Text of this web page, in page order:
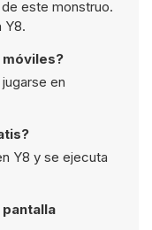
este monstruo.
Y8.
en
Y8 y se ejecuta